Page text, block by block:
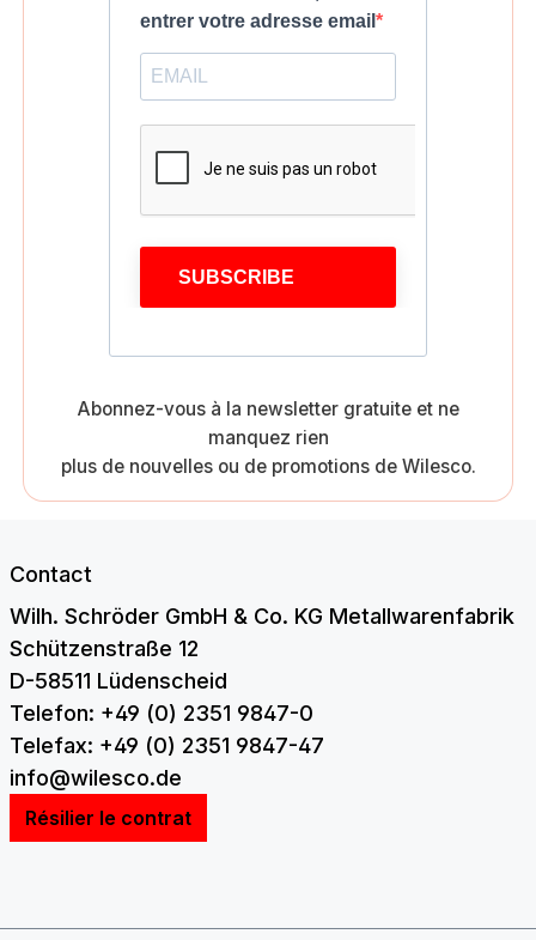
entrer votre adresse email
SUBSCRIBE
Abonnez-vous à la newsletter gratuite et ne
manquez rien
plus de nouvelles ou de promotions de Wilesco.
Contact
Wilh. Schröder GmbH & Co. KG Metallwarenfabrik
Schützenstraße 12
D-58511 Lüdenscheid
Telefon: +49 (0) 2351 9847-0
Telefax: +49 (0) 2351 9847-47
info@wilesco.de
Résilier le contrat